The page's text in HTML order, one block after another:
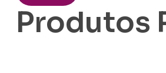
Produtos